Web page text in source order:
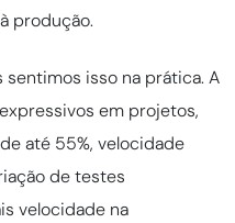
produção.
isso na prática. A
em projetos,
até 55%, velocidade
de testes
velocidade na